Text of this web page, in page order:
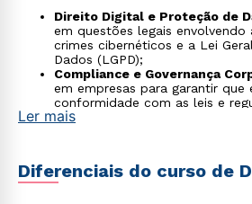
Direito Digital e Proteção de
em questões legais
crimes cibernéticos e a Lei
Dados (LGPD);
Compliance e Governança
em empresas para garantir que
conformidade com as leis e
prevenindo riscos legais;
Diplomacia : representar o
Ler mais
Diferenciais do curso de